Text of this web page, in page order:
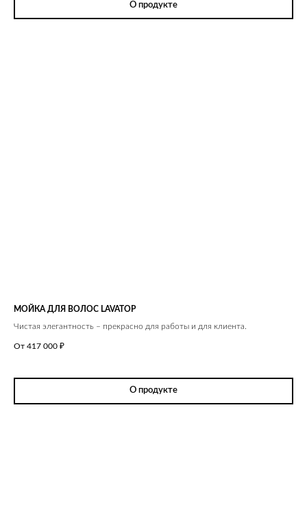
О продукте
МОЙКА ДЛЯ ВОЛОС LAVATOP
Чистая элегантность – прекрасно для работы и для клиента.
От 417 000 ₽
О продукте